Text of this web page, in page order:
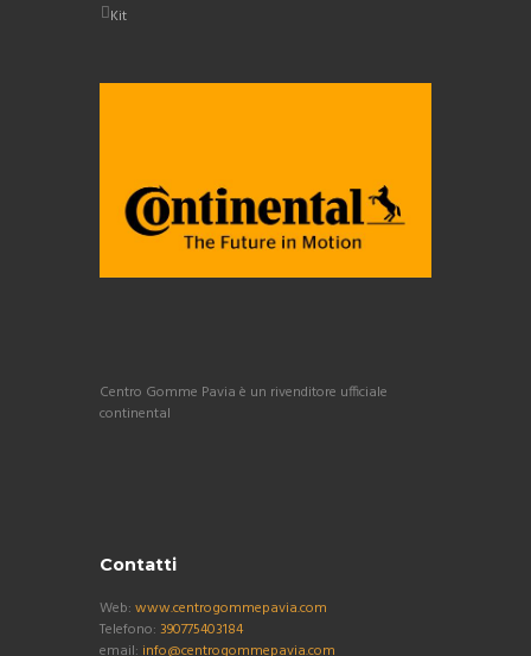
Kit
Centro Gomme Pavia è un rivenditore ufficiale
continental
Contatti
Web: www.centrogommepavia.com
Telefono: 390775403184